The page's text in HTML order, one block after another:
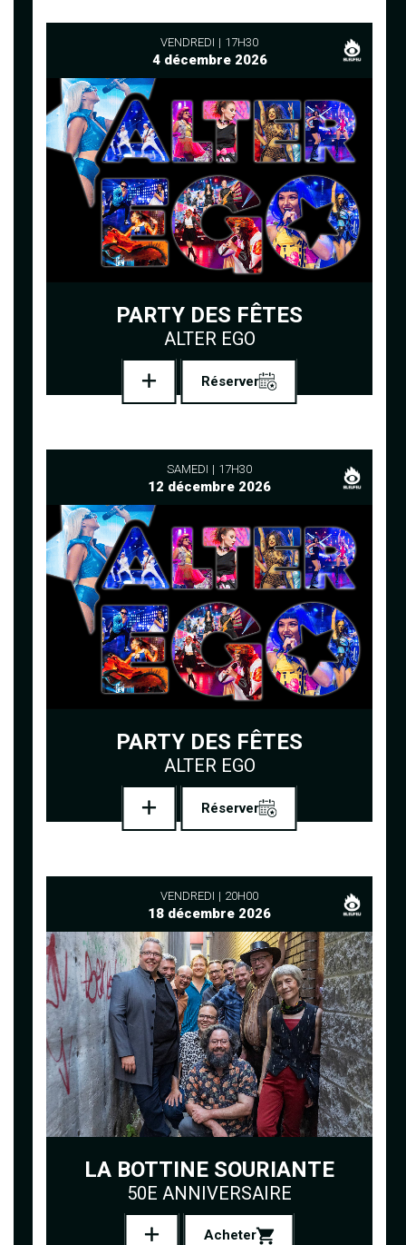
VENDREDI 17H30
4 décembre 2026
PARTY DES FÊTES
ALTER EGO
Réserver
SAMEDI 17H30
12 décembre 2026
PARTY DES FÊTES
ALTER EGO
Réserver
VENDREDI 20H00
18 décembre 2026
LA BOTTINE SOURIANTE
50E ANNIVERSAIRE
Acheter